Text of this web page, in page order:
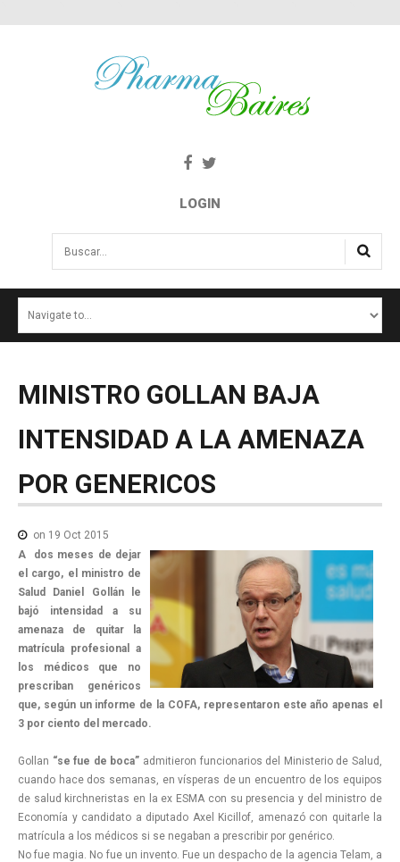
LOGIN
Buscar...
NOTICIAS
NOTICIAS MEDICAMENTOS
CONTACTO
MINISTRO GOLLAN BAJA
INTENSIDAD A LA AMENAZA
POR GENERICOS
on 19 Oct 2015
A dos meses de dejar
el cargo, el ministro de
Salud Daniel Gollán le
bajó intensidad a su
amenaza de quitar la
matrícula profesional a
los médicos que no
prescriban genéricos
que, según un informe de la COFA, representaron este año apenas el
3 por ciento del mercado.
Gollan “se fue de boca” admitieron funcionarios del Ministerio de Salud,
cuando hace dos semanas, en vísperas de un encuentro de los equipos
de salud kirchneristas en la ex ESMA con su presencia y del ministro de
Economía y candidato a diputado Axel Kicillof, amenazó con quitarle la
matrícula a los médicos si se negaban a prescribir por genérico.
No fue magia. No fue un invento. Fue un despacho de la agencia Telam, a